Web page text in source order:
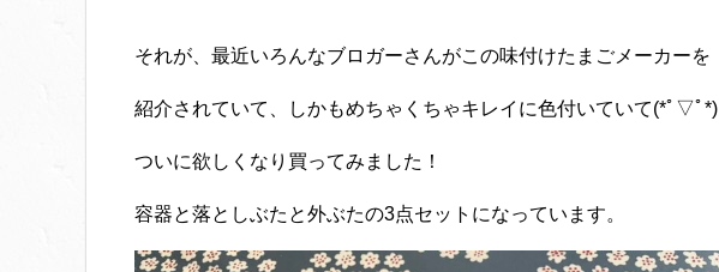
それが、最近いろんなブロガーさんがこの味付けたまごメーカーを
紹介されていて、しかもめちゃくちゃキレイに色付いていて(*ﾟ▽ﾟ*)
ついに欲しくなり買ってみました！
容器と落としぶたと外ぶたの3点セットになっています。